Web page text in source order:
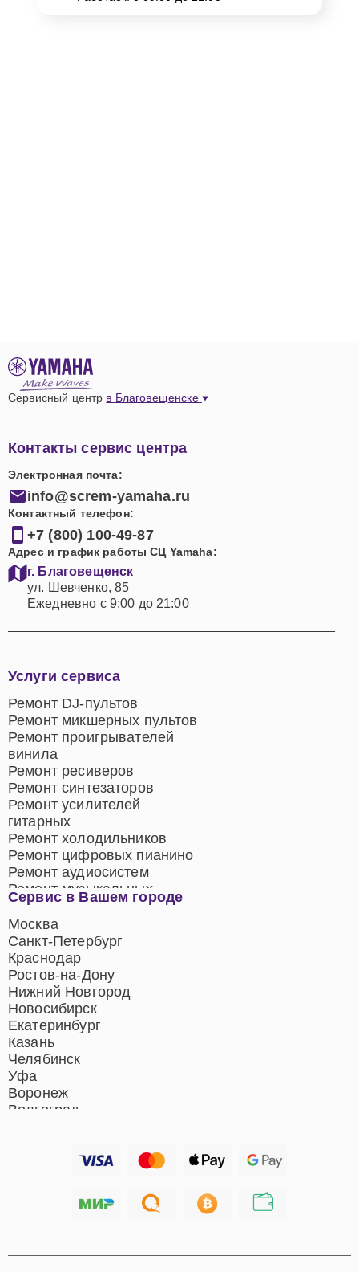
Сервисный центр в Благовещенске
Контакты сервис центра
Электронная почта:
info@screm-yamaha.ru
Контактный телефон:
+7 (800) 100-49-87
Адрес и график работы СЦ Yamaha:
г. Благовещенск
ул. Шевченко, 85
Ежедневно с 9:00 до 21:00
Сервис в Вашем городе
Москва
Санкт-Петербург
Краснодар
Ростов-на-Дону
Нижний Новгород
Новосибирск
Екатеринбург
Казань
Челябинск
Уфа
Воронеж
Волгоград
Хабаровск
Услуги сервиса
Ремонт DJ-пультов
Ремонт микшерных пультов
Ремонт проигрывателей
винила
Ремонт ресиверов
Ремонт синтезаторов
Ремонт усилителей
гитарных
Ремонт холодильников
Ремонт цифровых пианино
Ремонт аудиосистем
Ремонт музыкальных
центров
Ремонт домашних
кинотеатров
Ремонт микрофонов
Ремонт акустических
систем